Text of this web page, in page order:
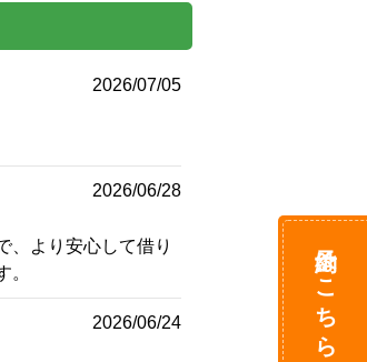
2026/07/05
2026/06/28
、より安心して借り
。
2026/06/24 予約はこちら